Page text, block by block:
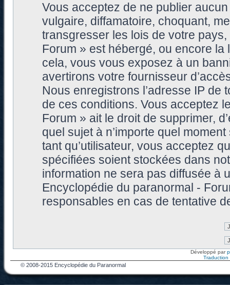
Vous acceptez de ne publier
vulgaire, diffamatoire, choquant,
transgresser les lois de votre
Forum » est hébergé, ou encore
cela, vous vous exposez à un
avertirons votre fournisseur
Nous enregistrons l’adresse IP de
de ces conditions. Vous acceptez
Forum » ait le droit de supprimer,
quel sujet à n’importe quel
tant qu’utilisateur, vous acceptez
spécifiées soient stockées dans
information ne sera pas diffusée à
Encyclopédie du paranormal -
responsables en cas de tentative
Développé par
Traduction
© 2008-2015 Encyclopédie du Paranormal